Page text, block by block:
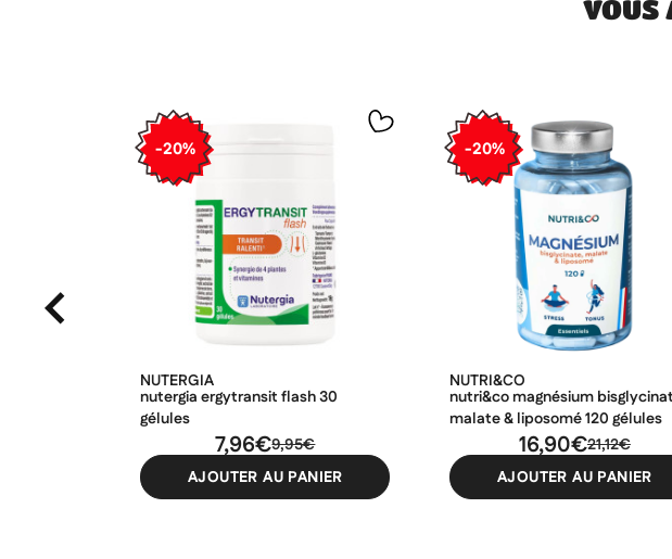
-20%
NUTERGIA
nutergia ergytransit flash 30
gélules
9,95€
7,96€
AJOUTER AU PANIER
-20%
NUTRI&CO
nutri&co magnésium
malate & liposomé 120 gélules
21,12€
16,90€
AJOUTER AU PANIER